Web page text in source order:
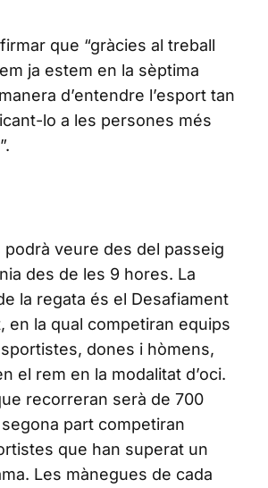
que “gràcies al treball
ja estem en la sèptima
d’entendre l’esport tan
lo a les persones més
podrà veure des del passeig
des de les 9 hores. La
la regata és el Desafiament
en la qual competiran equips
dones i hòmens,
el rem en la modalitat d’oci.
recorreran serà de 700
part competiran
que han superat un
Les mànegues de cada